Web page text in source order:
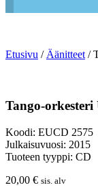
Etusivu /Äänitteet/
Tango-
Koodi: EUCD 2575
Julkaisuvuosi: 2015
Tuoteen tyyppi: CD
20,00 € sis. alv